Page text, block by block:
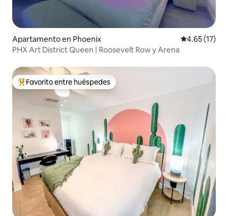
Apartamento en Phoenix Calificación
4.65 (17)
PHX Art District Queen | Roosevelt Row y Arena
Favorito entre huéspedes preferido
Favorito entre huéspedes